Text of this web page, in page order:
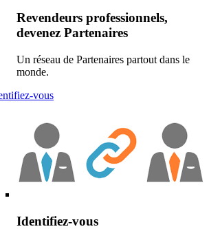
Revendeurs professionnels,
devenez Partenaires
Un réseau de Partenaires partout dans le
monde.
vous
Identifiez-vous